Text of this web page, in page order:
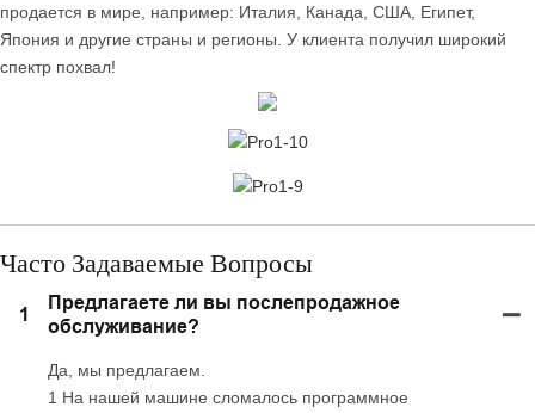
продается в мире, например: Италия, Канада, США, Египет,
Япония и другие страны и регионы. У клиента получил широкий
спектр похвал!
Часто Задаваемые Вопросы
1
Предлагаете ли вы послепродажное
обслуживание?
Да, мы предлагаем.
1 На нашей машине сломалось программное